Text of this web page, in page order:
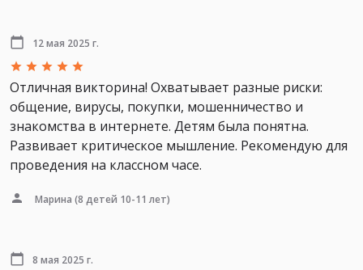
12 мая 2025 г.
Отличная викторина! Охватывает разные риски:
общение, вирусы, покупки, мошенничество и
знакомства в интернете. Детям была понятна.
Развивает критическое мышление. Рекомендую для
проведения на классном часе.
Марина (8 детей 10-11 лет)
8 мая 2025 г.